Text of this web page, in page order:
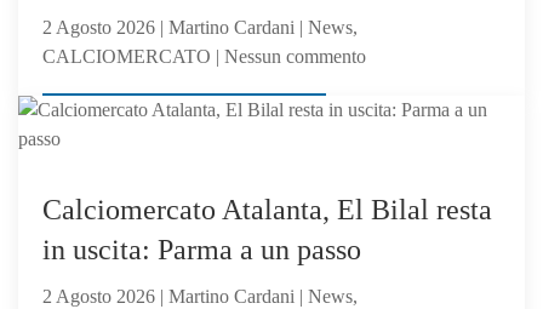
non
sfigura,
perde
News, CALCIOMERCATO
2 Agosto 2026 | Martino Cardani | News,
CALCIOMERCATO | Nessun commentosu
idea
a
Calciomercato Atalanta, El Bilal resta
in uscita: Parma a un passo
2 Agosto 2026 | Martino Cardani | News,